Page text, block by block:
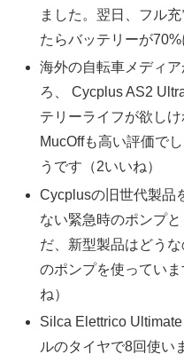
ました。翌日、フル
たらバッテリーが
海外の自転車メディ
ろ、 Cycplus AS2
テリーライフが欲し
MucOffも高い評価で
うです（2いいね）
Cycplusの旧世代製品
ない緊急時のポンプ
だ、新型製品はどう
のポンプを使ってい
ね）
Silca Elettrico
ルのタイヤで8回使い